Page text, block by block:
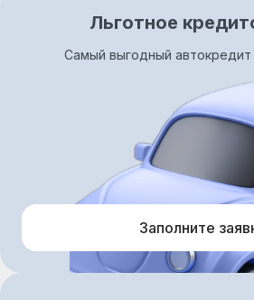
Льготное
Самый выгодный автокредит
Заполните